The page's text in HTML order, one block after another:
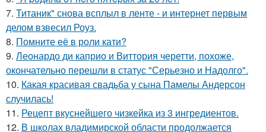
7. Титаник" снова всплыл в ленте - и интернет первым
делом взвесил Роуз.
8. Помните её в роли кати?
9. Леонардо ди каприо и Виттория черетти, похоже,
окончательно перешли в статус "Серьезно и Надолго".
10. Какая красивая свадьба у сына Памелы Андерсон
случилась!
11. Рецепт вкуснейшего чизкейка из 3 ингредиентов.
12. В школах владимирской области продолжается